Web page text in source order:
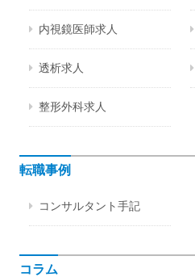
内視鏡医師求人
透析求人
整形外科求人
転職事例
コンサルタント手記
コラム